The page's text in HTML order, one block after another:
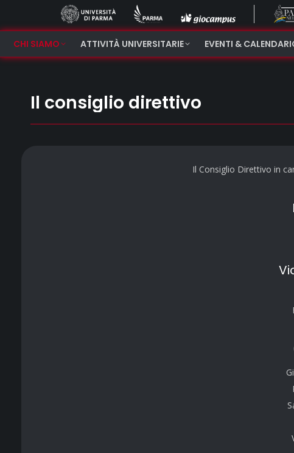
CHI SIAMO ATTIVITÀ UNIVERSITARIE EVENTI &
Il consiglio direttivo
Il Consiglio Direttivo in